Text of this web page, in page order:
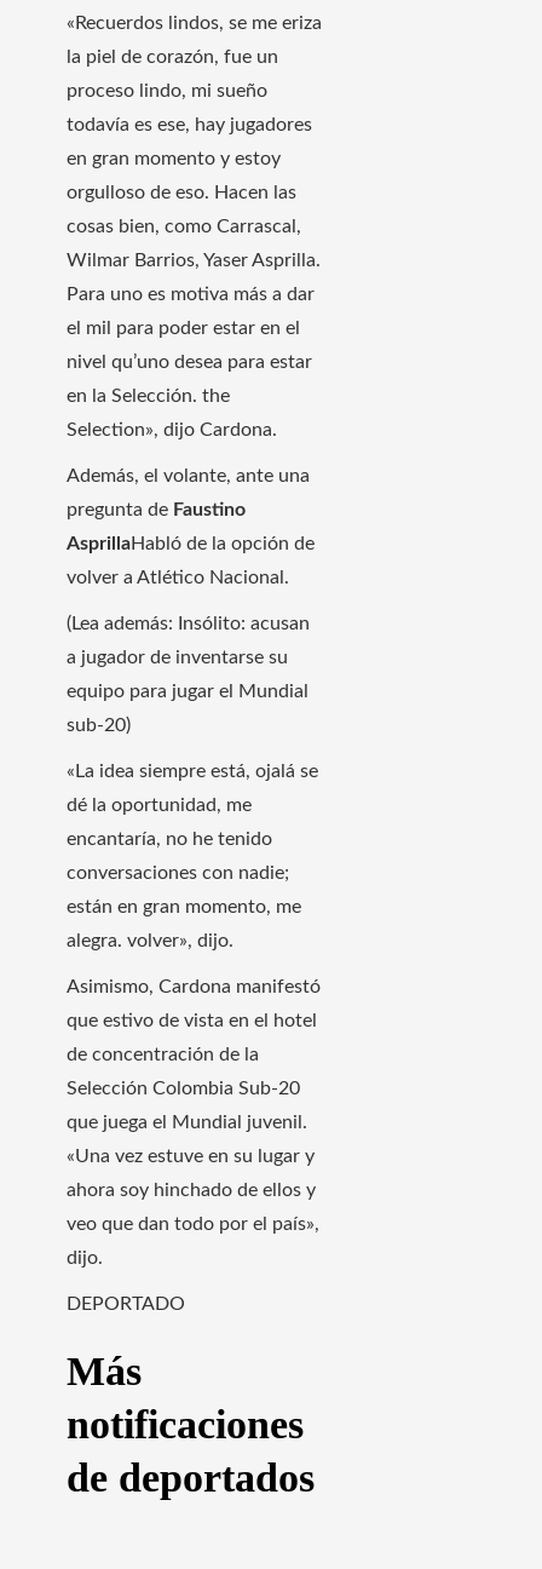
«Recuerdos lindos, se me eriza
la piel de corazón, fue un
proceso lindo, mi sueño
todavía es ese, hay jugadores
en gran momento y estoy
orgulloso de eso. Hacen las
cosas bien, como Carrascal,
Wilmar Barrios, Yaser Asprilla.
Para uno es motiva más a dar
el mil para poder estar en el
nivel qu’uno desea para estar
en la Selección. the
Selection», dijo Cardona.
Además, el volante, ante una
pregunta de Faustino
AsprillaHabló de la opción de
volver a Atlético Nacional.
(Lea además: Insólito: acusan
a jugador de inventarse su
equipo para jugar el Mundial
sub-20)
«La idea siempre está, ojalá se
dé la oportunidad, me
encantaría, no he tenido
conversaciones con nadie;
están en gran momento, me
alegra. volver», dijo.
Asimismo, Cardona manifestó
que estivo de vista en el hotel
de concentración de la
Selección Colombia Sub-20
que juega el Mundial juvenil.
«Una vez estuve en su lugar y
ahora soy hinchado de ellos y
veo que dan todo por el país»,
dijo.
DEPORTADO
Más
notificaciones
de deportados